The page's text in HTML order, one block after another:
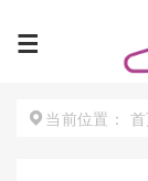
当前位置：